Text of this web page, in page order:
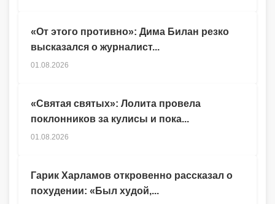
Гарик Харламов откровенно рассказал о
похудении: «Был худой,...
«От этого противно»: Дима Билан резко
высказался о журналист...
01.08.2026
«Святая святых»: Лолита провела
поклонников за кулисы и пока...
01.08.2026